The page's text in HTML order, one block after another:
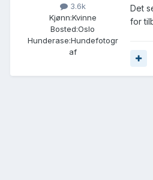
3.6k
Kjønn:Kvinne
Bosted:Oslo
Hunderase:Hundefotogr
af
Det
for